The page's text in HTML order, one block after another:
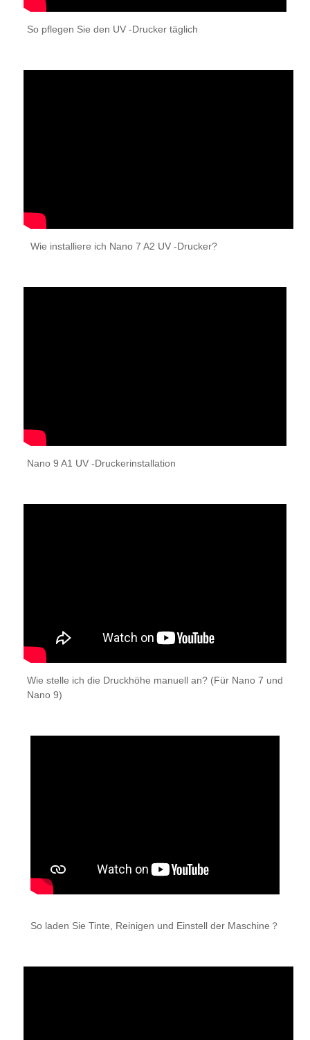
So pflegen Sie den UV -Drucker täglich
Wie installiere ich Nano 7 A2 UV -Drucker?
Nano 9 A1 UV -Druckerinstallation
Wie stelle ich die Druckhöhe manuell an? (Für Nano 7 und
Nano 9)
So laden Sie Tinte, Reinigen und Einstell der Maschine？